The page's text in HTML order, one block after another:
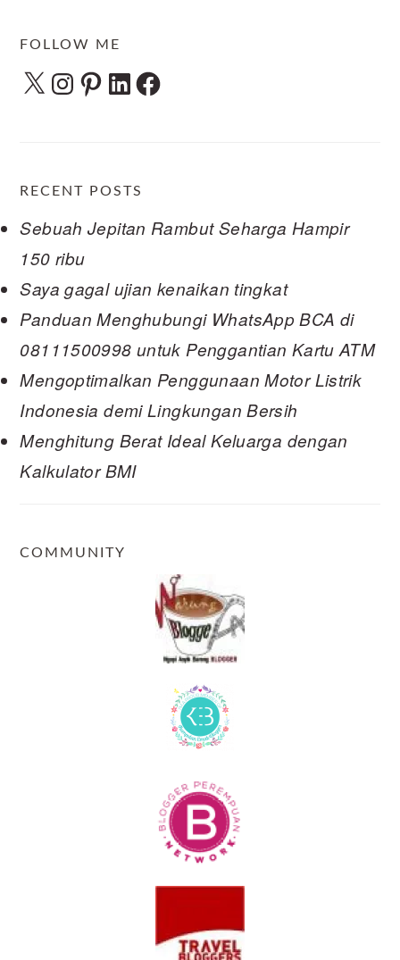
FOLLOW ME
X Instagram
Pinterest
LinkedInFacebook
RECENT POSTS
Sebuah Jepitan Rambut Seharga Hampir
150 ribu
Saya gagal ujian kenaikan tingkat
Panduan Menghubungi WhatsApp BCA di
08111500998 untuk Penggantian Kartu ATM
Mengoptimalkan Penggunaan Motor Listrik
Indonesia demi Lingkungan Bersih
Menghitung Berat Ideal Keluarga dengan
Kalkulator BMI
COMMUNITY